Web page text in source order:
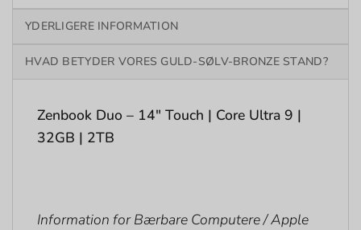
YDERLIGERE INFORMATION
HVAD BETYDER VORES GULD-SØLV-BRONZE STAND?
Zenbook Duo – 14″ Touch | Core Ultra 9 |
32GB | 2TB
Information for Bærbare Computere / Apple